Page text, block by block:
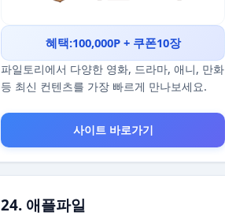
혜택:100,000P + 쿠폰10장
파일토리에서 다양한 영화, 드라마, 애니, 만화
등 최신 컨텐츠를 가장 빠르게 만나보세요.
사이트 바로가기
24. 애플파일